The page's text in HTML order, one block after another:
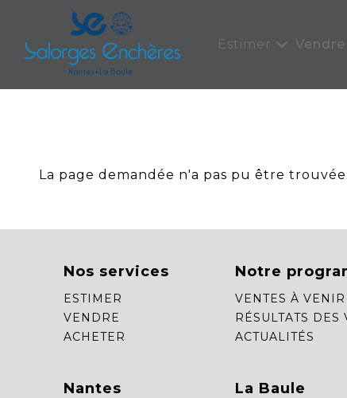
Estimer Vendre
La page demandée n'a pas pu être
Nos services
ESTIMER
VENDRE
ACHETER
Notre
VENTES À VENIR
RÉSULTATS DES
ACTUALITÉS
Nantes La Baule
Panneau de gestion des cookies